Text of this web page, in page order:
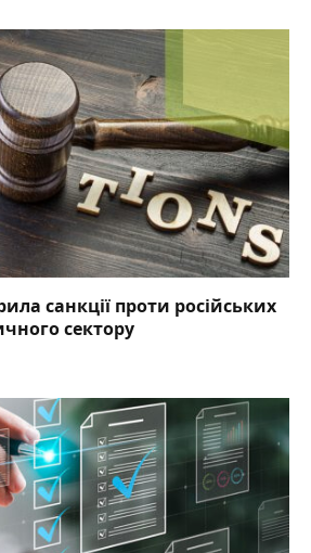
санкції проти російських
сектору